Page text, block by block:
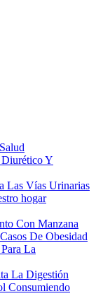
Diurético Y
Las Vías Urinarias
hogar
Con Manzana
De Obesidad
La
La Digestión
Consumiendo